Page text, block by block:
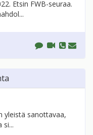
Etsin FWB-seuraa.
yleistä sanottavaa,